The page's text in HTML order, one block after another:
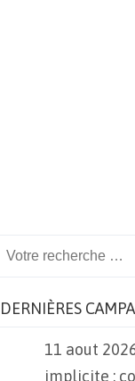
DERNIÈRES
11 aout
implicite :